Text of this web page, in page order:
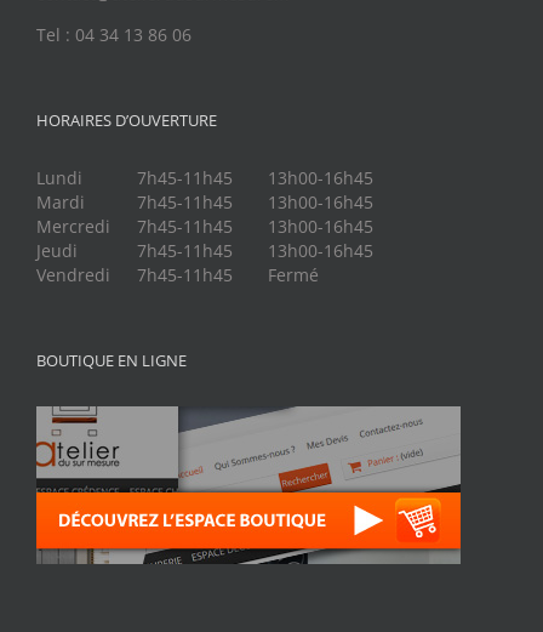
Tel : 04 34 13 86 06
HORAIRES D’OUVERTURE
Lundi 7h45-11h45
13h00-16h45
Mardi
7h45-11h45
13h00-16h45
Mercredi
7h45-11h45
13h00-16h45
Jeudi
7h45-11h45
13h00-16h45
Vendredi
7h45-11h45 Fermé
BOUTIQUE EN LIGNE